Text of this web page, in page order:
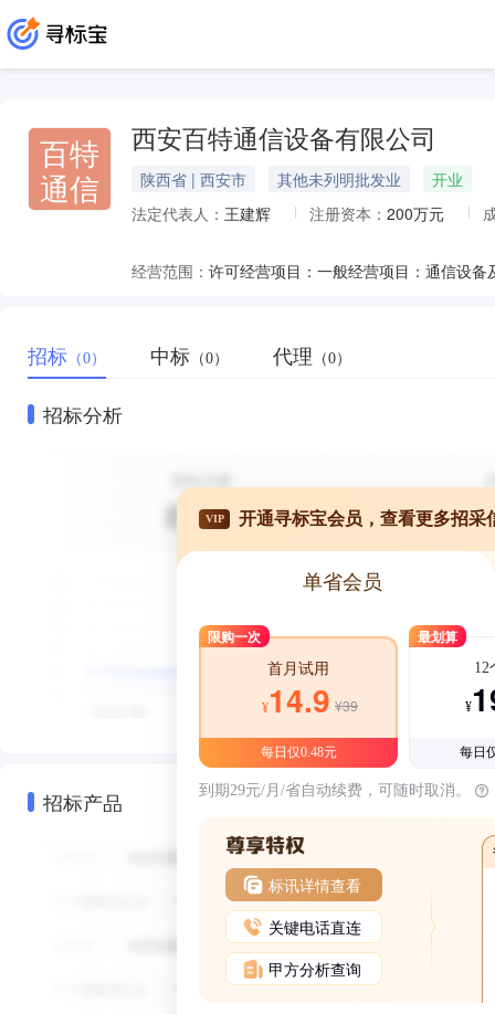
百特
通信
西安百特通信设备有限公司
陕西省 | 西安市 其他未列明批发业
开业
法定代表人： 王建辉 注册资本： 200万元
经营范围：
招标 （0） 中标 （0） 代理 （0）
招标分析
招标产品
VIP 开通寻标宝会员，查看更多招采
单省会员
限购一次
首月试用
¥14.9 ¥39
每日仅0.48元
最划算
12
¥
每日
到期29元/月/省自动续费，可随时取消。
标讯详情查看
关键电话直连
甲方分析查询